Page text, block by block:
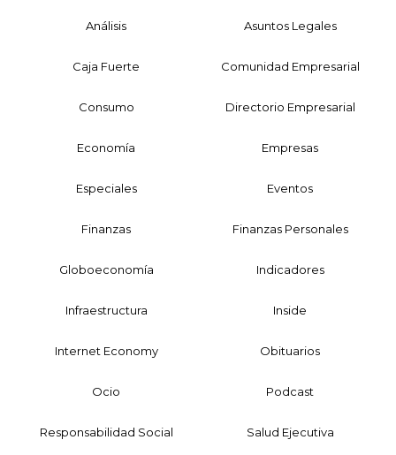
Análisis Asuntos Legales
Caja Fuerte Comunidad Empresarial
Consumo Directorio Empresarial
Economía Empresas
Especiales Eventos
Finanzas Finanzas Personales
Globoeconomía Indicadores
Infraestructura Inside
Internet Economy Obituarios
Ocio Podcast
Responsabilidad Social Salud Ejecutiva